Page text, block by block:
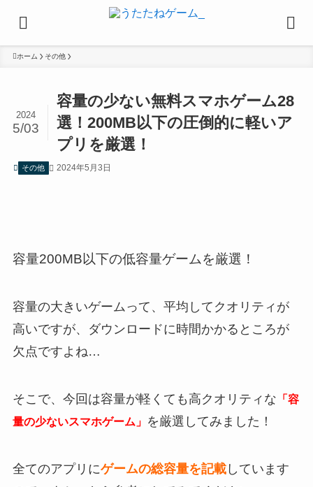
ホーム その他
容量の少ない無料スマホゲーム28
選！200MB以下の圧倒的に軽いア
プリを厳選！
2024
5/03
その他 2024年5月3日
容量200MB以下の低容量ゲームを厳選！
容量の大きいゲームって、平均してクオリティが
高いですが、ダウンロードに時間かかるところが
欠点ですよね…
そこで、今回は容量が軽くても高クオリティな 「容
量の少ないスマホゲーム」 を厳選してみました！
全てのアプリにゲームの総容量を記載しています